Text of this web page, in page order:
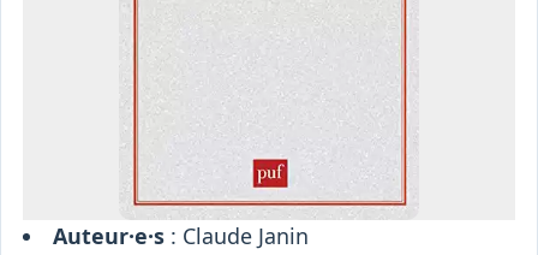
Auteur·e·s: Claude Janin